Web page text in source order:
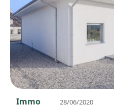
Immo 28/06/2020